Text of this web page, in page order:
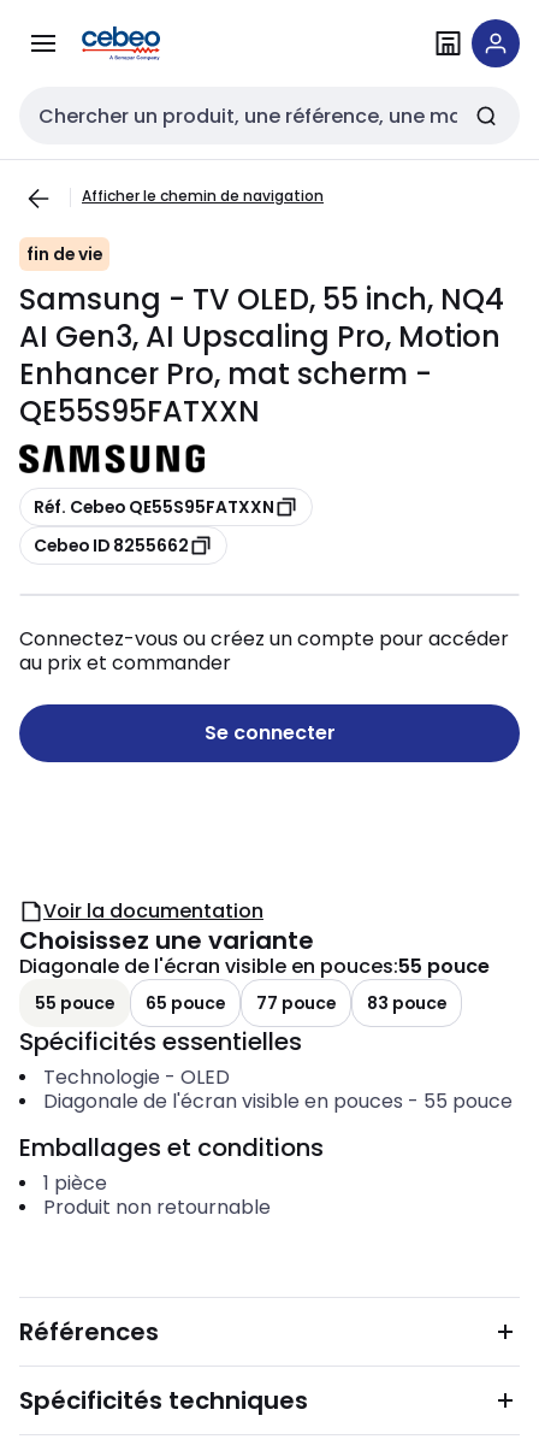
navigationau
Entrée de recherche
Afficher le chemin de navigation
fin de vie
Samsung - TV OLED, 55 inch, NQ4
AI Gen3, AI Upscaling Pro, Motion
Enhancer Pro, mat scherm -
QE55S95FATXXN
Copier
Réf. Cebeo QE55S95FATXXN
Copier
Cebeo ID 8255662
Connectez-vous ou créez un compte pour accéder
au prix et commander
Se connecter
Voir la documentation
Choisissez une variante
Diagonale de l'écran visible en pouces:55 pouce
55 pouce 65 pouce 77 pouce 83 pouce
Spécificités essentielles
Technologie - OLED
Diagonale de l'écran visible en pouces - 55 pouce
Emballages et conditions
1 pièce
Produit non retournable
Références
Spécificités techniques